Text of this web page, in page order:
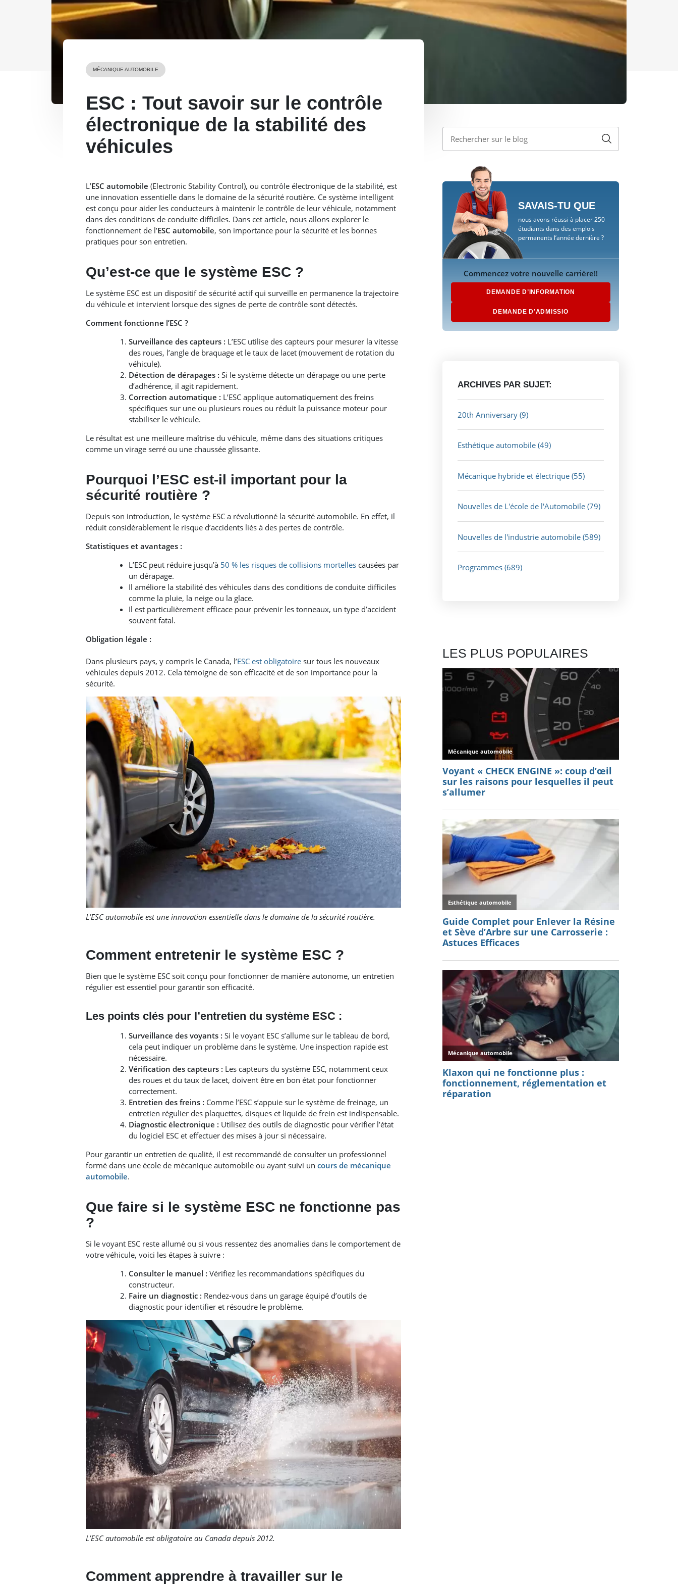
MÉCANIQUE AUTOMOBILE
ESC : Tout savoir sur le contrôle
électronique de la stabilité des
véhicules
L’ESC automobile (Electronic Stability Control), ou contrôle électronique de la stabilité, est
une innovation essentielle dans le domaine de la sécurité routière. Ce système intelligent
est conçu pour aider les conducteurs à maintenir le contrôle de leur véhicule, notamment
dans des conditions de conduite difficiles. Dans cet article, nous allons explorer le
fonctionnement de l’ESC automobile, son importance pour la sécurité et les bonnes
pratiques pour son entretien.
Qu’est-ce que le système ESC ?
Le système ESC est un dispositif de sécurité actif qui surveille en permanence la trajectoire
du véhicule et intervient lorsque des signes de perte de contrôle sont détectés.
Comment fonctionne l’ESC ?
Surveillance des capteurs : L’ESC utilise des capteurs pour mesurer la vitesse
des roues, l’angle de braquage et le taux de lacet (mouvement de rotation du
véhicule).
Détection de dérapages : Si le système détecte un dérapage ou une perte
d’adhérence, il agit rapidement.
Correction automatique : L’ESC applique automatiquement des freins
spécifiques sur une ou plusieurs roues ou réduit la puissance moteur pour
stabiliser le véhicule.
Le résultat est une meilleure maîtrise du véhicule, même dans des situations critiques
comme un virage serré ou une chaussée glissante.
Pourquoi l’ESC est-il important pour la
sécurité routière ?
Depuis son introduction, le système ESC a révolutionné la sécurité automobile. En effet, il
réduit considérablement le risque d’accidents liés à des pertes de contrôle.
Statistiques et avantages :
L’ESC peut réduire jusqu’à 50 % les risques de collisions mortellescausées par
un dérapage.
Il améliore la stabilité des véhicules dans des conditions de conduite difficiles
comme la pluie, la neige ou la glace.
Il est particulièrement efficace pour prévenir les tonneaux, un type d’accident
souvent fatal.
Obligation légale :
Dans plusieurs pays, y compris le Canada, l’ESC est obligatoiresur tous les nouveaux
véhicules depuis 2012. Cela témoigne de son efficacité et de son importance pour la
sécurité.
L’ESC automobile est une innovation essentielle dans le domaine de la sécurité routière.
Comment entretenir le système ESC ?
Bien que le système ESC soit conçu pour fonctionner de manière autonome, un entretien
régulier est essentiel pour garantir son efficacité.
Les points clés pour l’entretien du système ESC :
Surveillance des voyants : Si le voyant ESC s’allume sur le tableau de bord,
cela peut indiquer un problème dans le système. Une inspection rapide est
nécessaire.
Vérification des capteurs : Les capteurs du système ESC, notamment ceux
des roues et du taux de lacet, doivent être en bon état pour fonctionner
correctement.
Entretien des freins : Comme l’ESC s’appuie sur le système de freinage, un
entretien régulier des plaquettes, disques et liquide de frein est indispensable.
Diagnostic électronique : Utilisez des outils de diagnostic pour vérifier l’état
du logiciel ESC et effectuer des mises à jour si nécessaire.
Pour garantir un entretien de qualité, il est recommandé de consulter un professionnel
formé dans une école de mécanique automobile ou ayant suivi un cours de mécanique
automobile.
Que faire si le système ESC ne fonctionne pas
?
Si le voyant ESC reste allumé ou si vous ressentez des anomalies dans le comportement de
votre véhicule, voici les étapes à suivre :
Consulter le manuel : Vérifiez les recommandations spécifiques du
constructeur.
Faire un diagnostic : Rendez-vous dans un garage équipé d’outils de
diagnostic pour identifier et résoudre le problème.
L’ESC automobile est obligatoire au Canada depuis 2012.
Comment apprendre à travailler sur le
SAVAIS-TU QUE
nous avons réussi à placer 250
étudiants dans des emplois
permanents l’année dernière ?
Commencez votre nouvelle carrière!!
DEMANDE D’INFORMATION
DEMANDE D’ADMISSIO
ARCHIVES PAR SUJET:
20th Anniversary (9)
Esthétique automobile (49)
Mécanique hybride et électrique (55)
Nouvelles de L'école de l'Automobile (79)
Nouvelles de l'industrie automobile (589)
Programmes (689)
LES PLUS POPULAIRES